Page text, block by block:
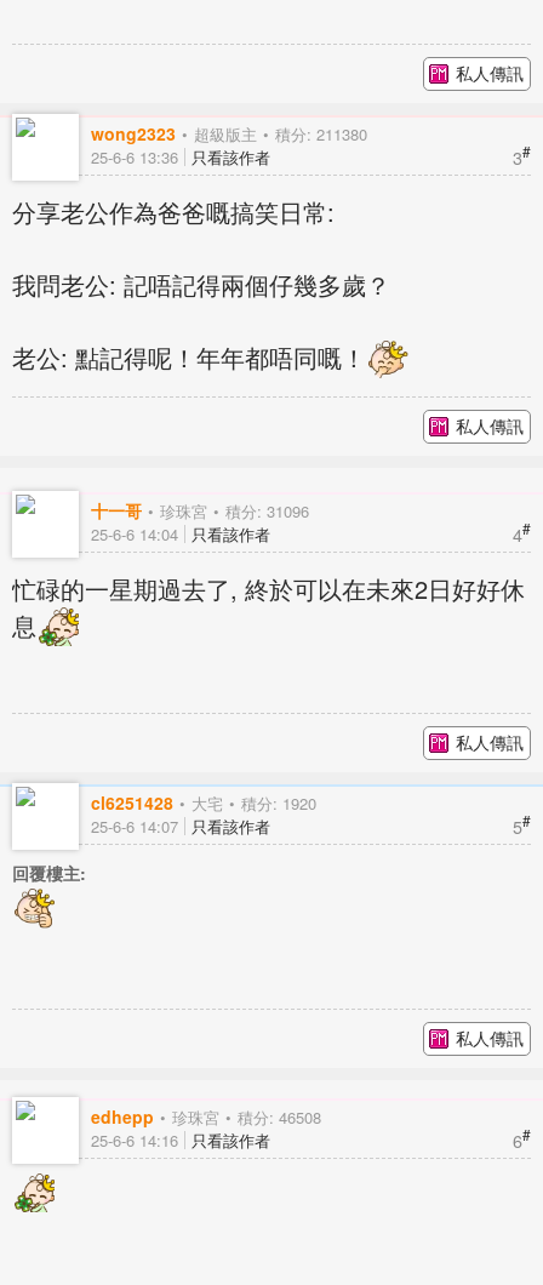
私人傳訊
wong2323 超級版主 積分: 211380
3#
25-6-6 13:36 只看該作者
分享老公作為爸爸嘅搞笑日常:
我問老公: 記唔記得兩個仔幾多歲？
老公: 點記得呢！年年都唔同嘅！
私人傳訊
十一哥 珍珠宮 積分: 31096
4#
25-6-6 14:04 只看該作者
忙碌的一星期過去了, 終於可以在未來2日好好休
息
私人傳訊
cl6251428 大宅 積分: 1920
5#
25-6-6 14:07 只看該作者
回覆樓主:
私人傳訊
edhepp 珍珠宮 積分: 46508
6#
25-6-6 14:16 只看該作者